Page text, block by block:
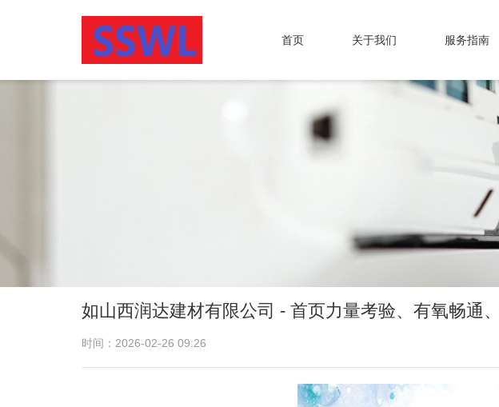
首页 关于我们 服务指南
如山西润达建材有限公司 - 首页力量考验、有氧畅通
时间：2026-02-26 09:26